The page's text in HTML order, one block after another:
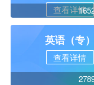
查看详情
英语（专）
查看详情